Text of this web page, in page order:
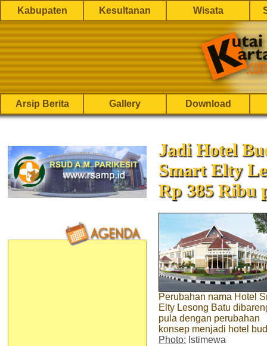
Kabupaten Kesultanan Wisata
Arsip Berita Gallery Download
Jadi Hotel
Smart Elty
Rp 385 Ribu
Perubahan nama Hotel
Elty Lesong Batu
pula dengan perubahan
konsep menjadi hotel
Photo: Istimewa